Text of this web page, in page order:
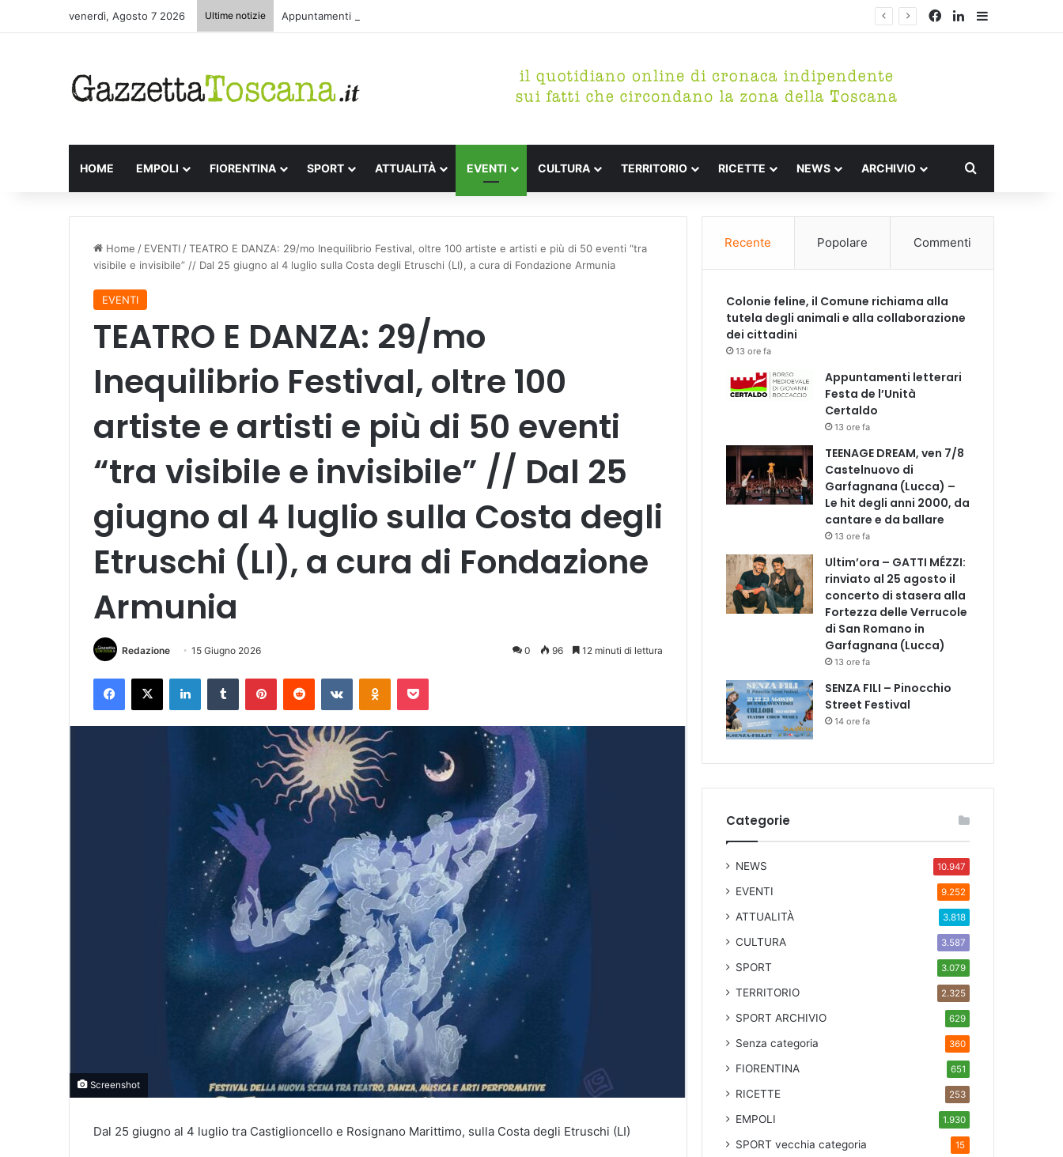
venerdì, Agosto 7 2026 Ultime notizie Appuntamenti letterari Festa de l’Unità Certaldo Facebook
LinkedIn
HOME EMPOLI FIORENTINA SPORT ATTUALITÀ EVENTI CULTURA TERRITORIO RICETTE NEWS ARCHIVIO
Home / EVENTI /TEATRO E DANZA: 29/mo Inequilibrio Festival, oltre 100 artiste e artisti e più di 50 eventi “tra
visibile e invisibile” // Dal 25 giugno al 4 luglio sulla Costa degli Etruschi (LI), a cura di Fondazione Armunia
EVENTI
TEATRO E DANZA: 29/mo
Inequilibrio Festival, oltre 100
artiste e artisti e più di 50 eventi
“tra visibile e invisibile” // Dal 25
giugno al 4 luglio sulla Costa degli
Etruschi (LI), a cura di Fondazione
Armunia
Redazione 15 Giugno 2026 0 96 12 minuti di lettura
Screenshot
Dal 25 giugno al 4 luglio tra Castiglioncello e Rosignano Marittimo, sulla Costa degli Etruschi (LI)
Recente Popolare Commenti
Colonie feline, il Comune richiama alla
tutela degli animali e alla collaborazione
dei cittadini
13 ore fa
Appuntamenti letterari
Festa de l’Unità
Certaldo
13 ore fa
TEENAGE DREAM, ven 7/8
Castelnuovo di
Garfagnana (Lucca) –
Le hit degli anni 2000, da
cantare e da ballare
13 ore fa
Ultim’ora – GATTI MÉZZI:
rinviato al 25 agosto il
concerto di stasera alla
Fortezza delle Verrucole
di San Romano in
Garfagnana (Lucca)
13 ore fa
SENZA FILI – Pinocchio
Street Festival
14 ore fa
Categorie
NEWS 10.947
EVENTI 9.252
ATTUALITÀ 3.818
CULTURA 3.587
SPORT 3.079
TERRITORIO 2.325
SPORT ARCHIVIO 629
Senza categoria 360
FIORENTINA 651
RICETTE 253
EMPOLI 1.930
SPORTvecchia categoria 15